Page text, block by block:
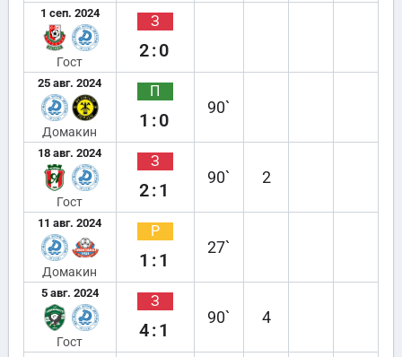
1 сеп. 2024
Гост
З
2:0
25 авг. 2024
Домакин
П
1:0
90`
18 авг. 2024
Гост
З
2:1
90` 2
11 авг. 2024
Домакин
Р
1:1
27`
5 авг. 2024
Гост
З
4:1
90` 4